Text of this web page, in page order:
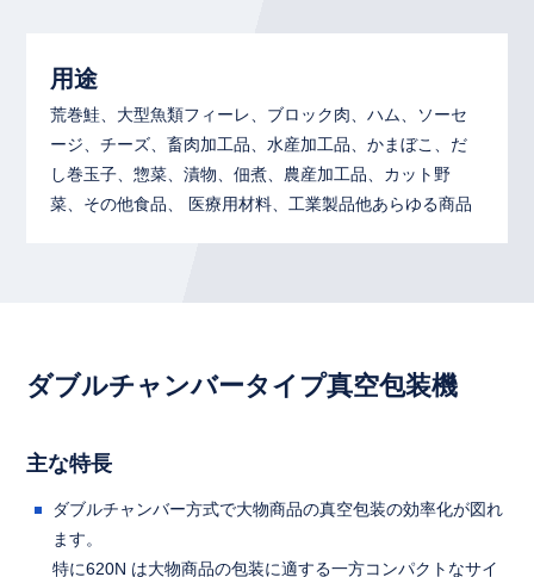
用途
荒巻鮭、大型魚類フィーレ、ブロック肉、ハム、ソーセ
ージ、チーズ、畜肉加工品、水産加工品、かまぼこ、だ
し巻玉子、惣菜、漬物、佃煮、農産加工品、カット野
菜、その他食品、 医療用材料、工業製品他あらゆる商品
ダブルチャンバータイプ真空包装機
主な特長
ダブルチャンバー方式で大物商品の真空包装の効率化が図れ
ます。
特に620N は大物商品の包装に適する一方コンパクトなサイ